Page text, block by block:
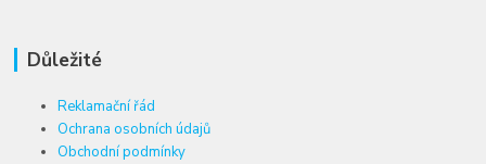
Důležité
Reklamační řád
Ochrana osobních údajů
Obchodní podmínky